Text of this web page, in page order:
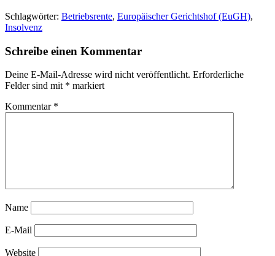
Schlagwörter: Betriebsrente, Europäischer Gerichtshof (EuGH),
Insolvenz
Schreibe einen Kommentar
Deine E-Mail-Adresse wird nicht veröffentlicht. Erforderliche
Felder sind mit * markiert
Kommentar *
Name
E-Mail
Website